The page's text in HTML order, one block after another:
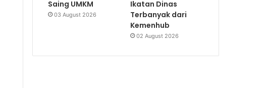
Saing UMKM
03 August 2026
Ikatan Dinas
Terbanyak dari
Kemenhub
02 August 2026